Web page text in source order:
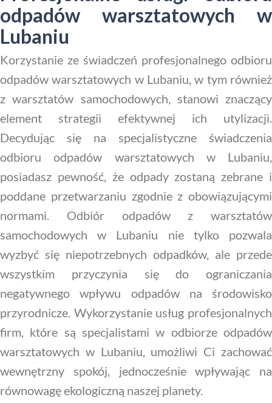
odpadów warsztatowych w
Lubaniu
Korzystanie ze świadczeń profesjonalnego odbioru
odpadów warsztatowych w Lubaniu, w tym również
z warsztatów samochodowych, stanowi znaczący
element strategii efektywnej ich utylizacji.
Decydując się na specjalistyczne świadczenia
odbioru odpadów warsztatowych w Lubaniu,
posiadasz pewność, że odpady zostaną zebrane i
poddane przetwarzaniu zgodnie z obowiązującymi
normami. Odbiór odpadów z warsztatów
samochodowych w Lubaniu nie tylko pozwala
wyzbyć się niepotrzebnych odpadków, ale przede
wszystkim przyczynia się do ograniczania
negatywnego wpływu odpadów na środowisko
przyrodnicze. Wykorzystanie usług profesjonalnych
firm, które są specjalistami w odbiorze odpadów
warsztatowych w Lubaniu, umożliwi Ci zachować
wewnętrzny spokój, jednocześnie wpływając na
równowagę ekologiczną naszej planety.